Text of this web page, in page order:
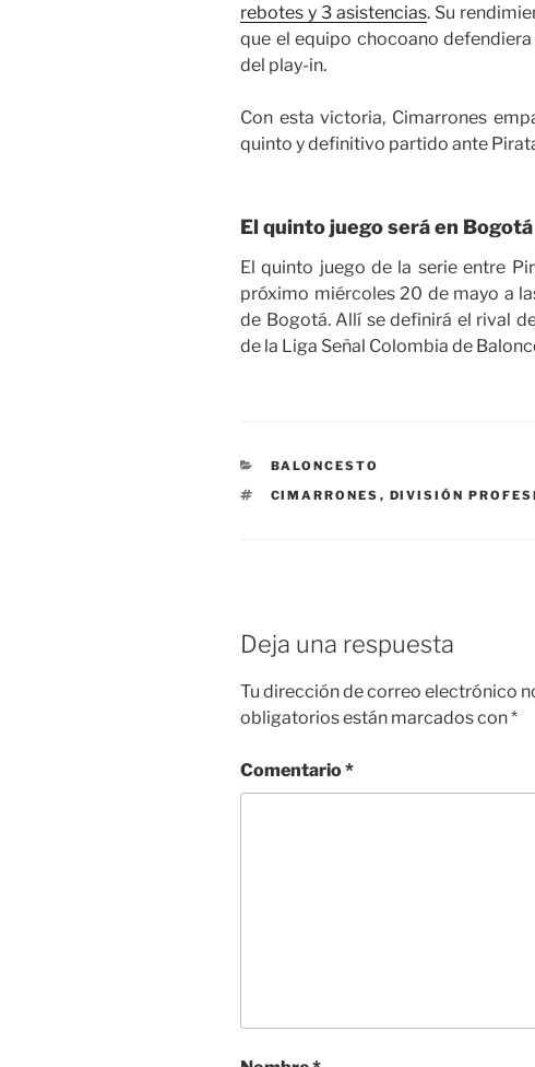
rebotes y 3 asistencias. Su
que el equipo chocoano
del play-in.
Con esta victoria, Cimarrones
quinto y definitivo partido ante
El quinto juego será en Bogotá
El quinto juego de la serie entre
próximo miércoles 20 de mayo a
de Bogotá. Allí se definirá el rival
de la Liga Señal Colombia de
CATEGORÍAS
BALONCESTO
ETIQUETAS
CIMARRONES , DIVISIÓN
Deja una respuesta
Tu dirección de correo electrónico
obligatorios están marcados con*
Comentario*